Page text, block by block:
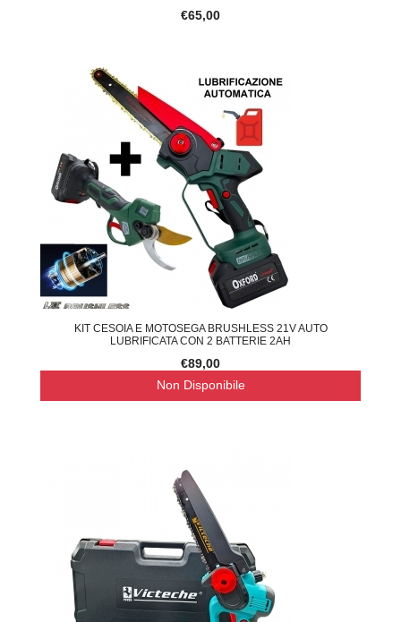
€65,00
KIT CESOIA E MOTOSEGA BRUSHLESS 21V AUTO
LUBRIFICATA CON 2 BATTERIE 2AH
€89,00
Non Disponibile